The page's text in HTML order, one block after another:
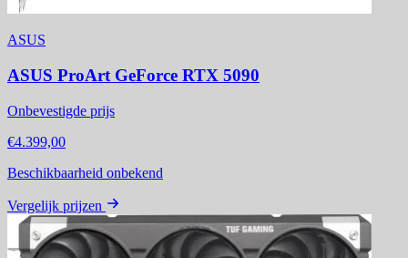
ASUS
ASUS ProArt GeForce RTX 5090
Onbevestigde prijs
€4.399,00
Beschikbaarheid onbekend
Vergelijk prijzen